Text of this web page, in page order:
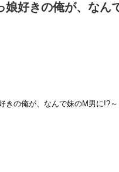
娘好きの俺が、なん
きの俺が、なんで妹のM男に!?～